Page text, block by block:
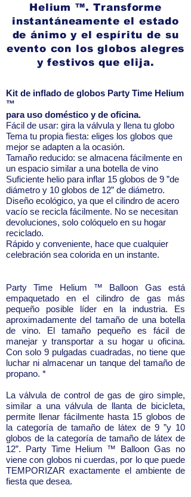
Helium ™. Transforme
instantáneamente el estado
de ánimo y el espíritu de su
evento con los globos alegres
y festivos que elija.
Kit de inflado de globos Party Time Helium
™
para uso doméstico y de oficina.
Fácil de usar: gira la válvula y llena tu globo
Tema tu propia fiesta: eliges los globos que
mejor se adapten a la ocasión.
Tamaño reducido: se almacena fácilmente en
un espacio similar a una botella de vino
Suficiente helio para inflar 15 globos de 9 ”de
diámetro y 10 globos de 12” de diámetro.
Diseño ecológico, ya que el cilindro de acero
vacío se recicla fácilmente. No se necesitan
devoluciones, solo colóquelo en su hogar
reciclado.
Rápido y conveniente, hace que cualquier
celebración sea colorida en un instante.
Party Time Helium ™ Balloon Gas está
empaquetado en el cilindro de gas más
pequeño posible líder en la industria. Es
aproximadamente del tamaño de una botella
de vino. El tamaño pequeño es fácil de
manejar y transportar a su hogar u oficina.
Con solo 9 pulgadas cuadradas, no tiene que
luchar ni almacenar un tanque del tamaño de
propano. *
La válvula de control de gas de giro simple,
similar a una válvula de llanta de bicicleta,
permite llenar fácilmente hasta 15 globos de
la categoría de tamaño de látex de 9 ”y 10
globos de la categoría de tamaño de látex de
12”. Party Time Helium ™ Balloon Gas no
viene con globos ni cuerdas, por lo que puede
TEMPORIZAR exactamente el ambiente de
fiesta que desea.